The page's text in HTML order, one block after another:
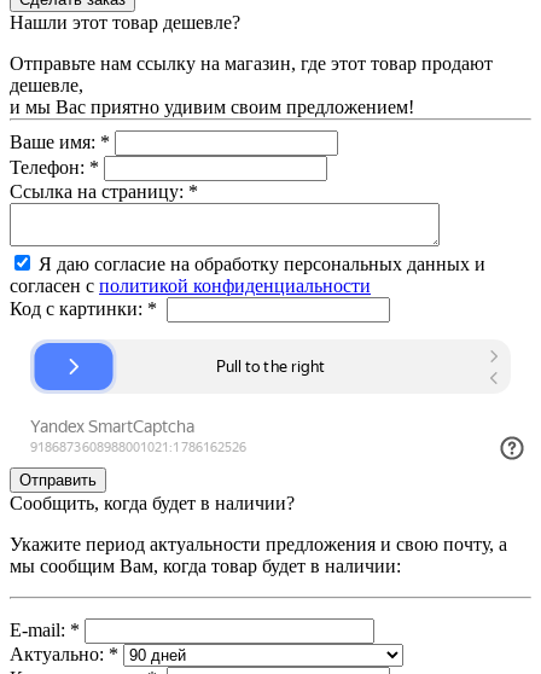
Нашли этот товар дешевле?
Отправьте нам ссылку на магазин, где этот товар продают
дешевле,
и мы Вас приятно удивим своим предложением!
Ваше имя: *
Телефон: *
Ссылка на страницу: *
Я даю согласие на обработку персональных данных и
согласен с политикой конфиденциальности
Код с картинки: *
Сообщить, когда будет в наличии?
Укажите период актуальности предложения и свою почту, а
мы сообщим Вам, когда товар будет в наличии:
E-mail: *
Актуально: *